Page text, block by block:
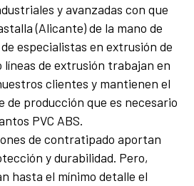
y avanzadas con que
(Alicante) de la mano de
especialistas en extrusión de
líneas de extrusión trabajan en
clientes y mantienen el
producción que es necesario
PVC ABS.
de contratipado aportan
y durabilidad. Pero,
hasta el mínimo detalle el